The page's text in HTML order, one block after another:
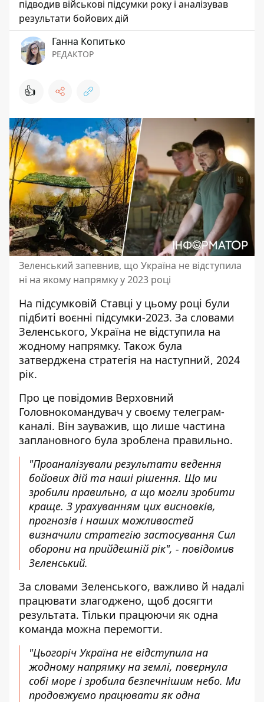
підводив військові підсумки року і аналізував
результати бойових дій
Ганна Копитько
РЕДАКТОР
👍
Зеленський запевнив, що Україна не відступила
ні на якому напрямку у 2023 році
На підсумковій Ставці у цьому році були
підбиті воєнні підсумки-2023. За словами
Зеленського, Україна не відступила на
жодному напрямку. Також була
затверджена стратегія на наступний, 2024
рік.
Про це повідомив Верховний
Головнокомандувач у своєму телеграм-
каналі. Він зауважив, що лише частина
заплановного була зроблена правильно.
"Проаналізували результати ведення
бойових дій та наші рішення. Що ми
зробили правильно, а що могли зробити
краще. З урахуванням цих висновків,
прогнозів і наших можливостей
визначили стратегію застосування Сил
оборони на прийдешній рік", - повідомив
Зеленський.
За словами Зеленського, важливо й надалі
працювати злагоджено, щоб досягти
результата. Тільки працюючи як одна
команда можна перемогти.
"Цьогоріч Україна не відступила на
жодному напрямку на землі, повернула
собі море і зробила безпечнішим небо. Ми
продовжуємо працювати як одна